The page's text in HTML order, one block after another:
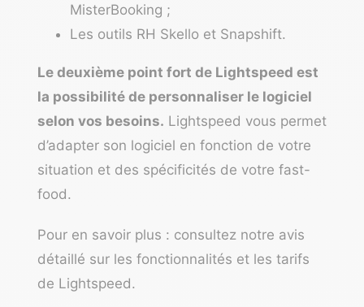
MisterBooking ;
Les outils RH Skello et Snapshift.
Le deuxième point fort de Lightspeed est
la possibilité de personnaliser le logiciel
selon vos besoins. Lightspeed vous permet
d’adapter son logiciel en fonction de votre
situation et des spécificités de votre fast-
food.
Pour en savoir plus : consultez notre avis
détaillé sur les fonctionnalités et les tarifs
de Lightspeed.